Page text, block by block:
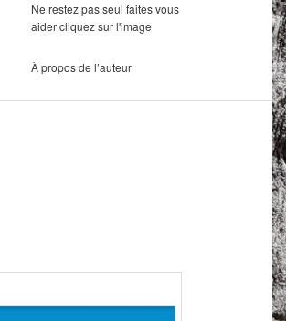
Ne restez pas seul faites vous
aider cliquez sur l'image
À propos de l’auteur